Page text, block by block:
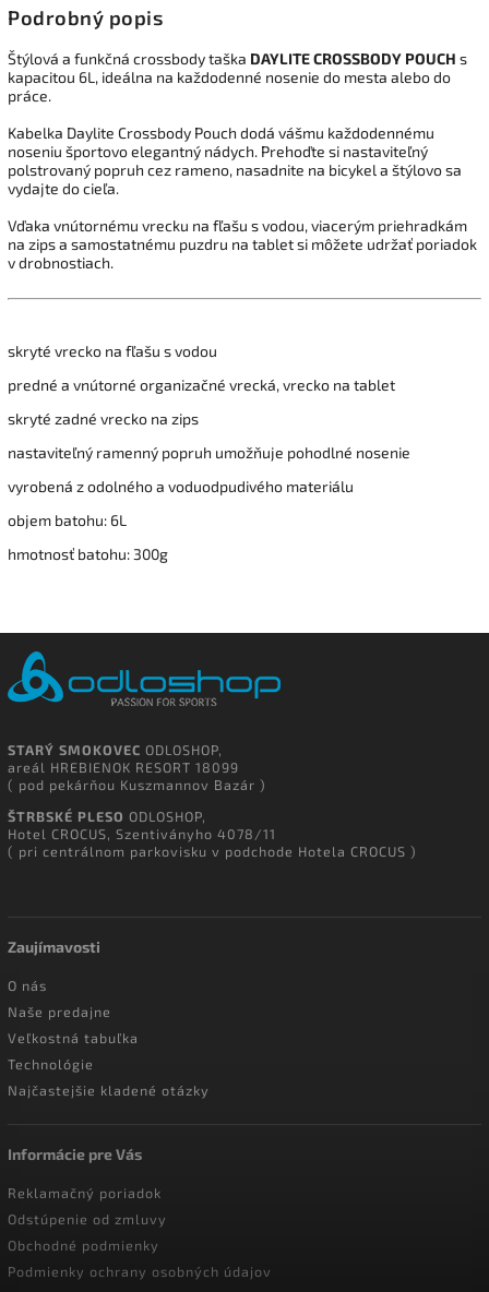
Podrobný popis
Štýlová a funkčná crossbody taška DAYLITE CROSSBODY POUCH s
kapacitou 6L, ideálna na každodenné nosenie do mesta alebo do
práce.
Kabelka Daylite Crossbody Pouch dodá vášmu každodennému
noseniu športovo elegantný nádych. Prehoďte si nastaviteľný
polstrovaný popruh cez rameno, nasadnite na bicykel a štýlovo sa
vydajte do cieľa.
Vďaka vnútornému vrecku na fľašu s vodou, viacerým priehradkám
na zips a samostatnému puzdru na tablet si môžete udržať poriadok
v drobnostiach.
skryté vrecko na fľašu s vodou
predné a vnútorné organizačné vrecká, vrecko na tablet
skryté zadné vrecko na zips
nastaviteľný ramenný popruh umožňuje pohodlné nosenie
vyrobená z odolného a voduodpudivého materiálu
objem batohu: 6L
hmotnosť batohu: 300g
STARÝ SMOKOVEC ODLOSHOP,
areál HREBIENOK RESORT 18099
( pod pekárňou Kuszmannov Bazár )
ŠTRBSKÉ PLESO ODLOSHOP,
Hotel CROCUS, Szentiványho 4078/11
( pri centrálnom parkovisku v podchode Hotela CROCUS )
Zaujímavosti
O nás
Naše predajne
Veľkostná tabuľka
Technológie
Najčastejšie kladené otázky
Informácie pre Vás
Reklamačný poriadok
Odstúpenie od zmluvy
Obchodné podmienky
Podmienky ochrany osobných údajov